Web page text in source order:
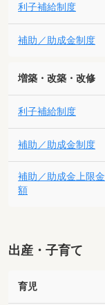
利子補給制度
補助／助成金制度
増築・改築・改修
利子補給制度
補助／助成金制度
補助／助成金上限金
額
出産・子育て
育児